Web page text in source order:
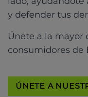
y defender tus
Únete a la mayor
consumidores de
ÚNETE A